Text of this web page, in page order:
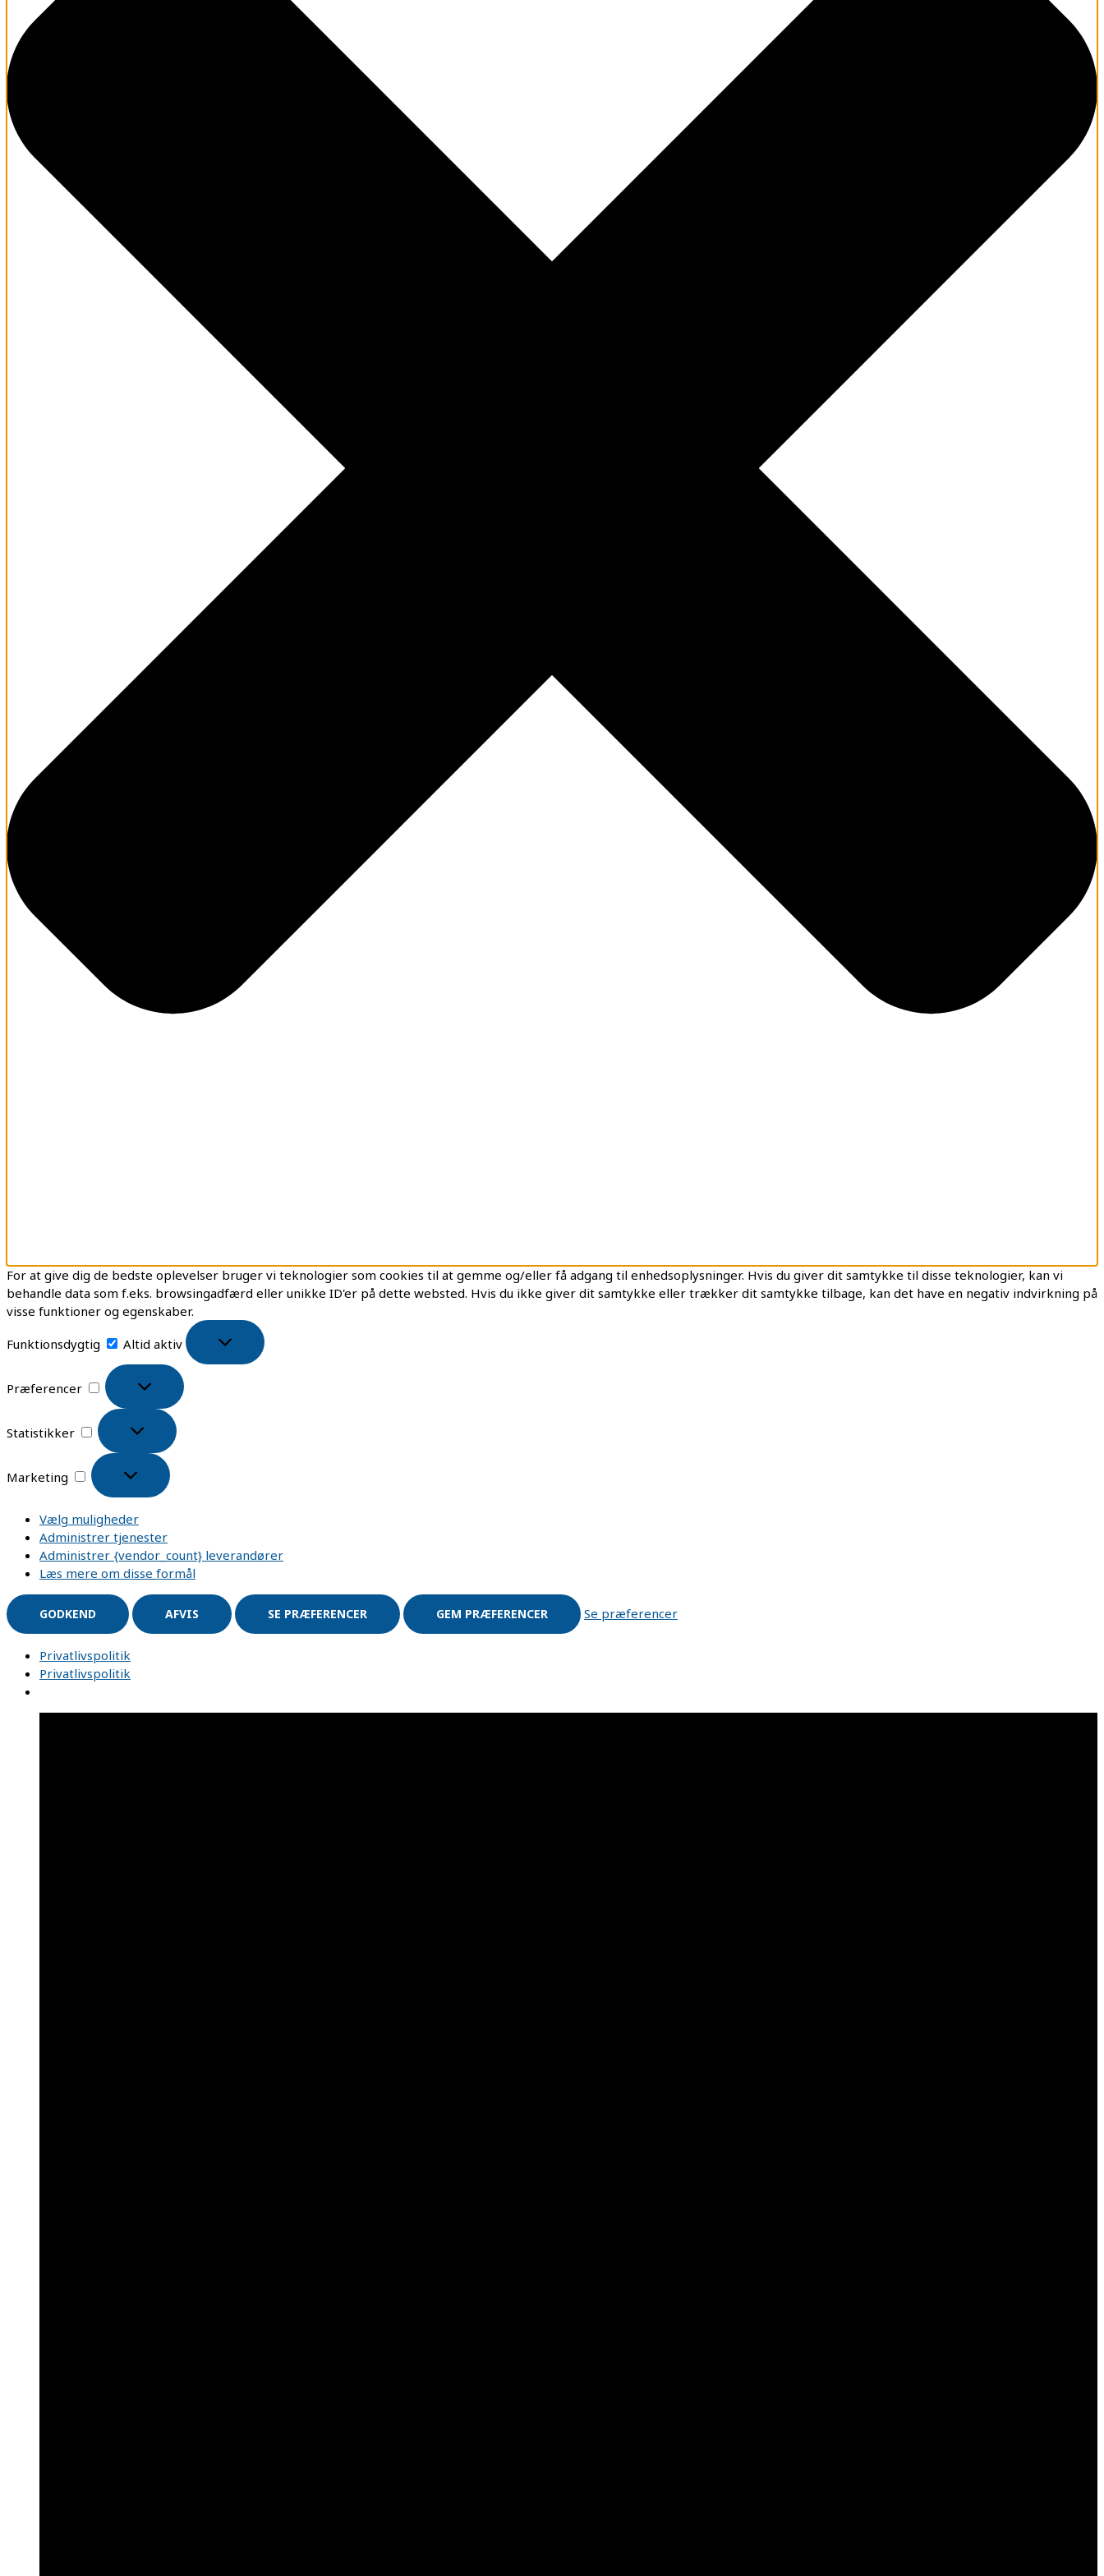
For at give dig de bedste oplevelser bruger vi teknologier som cookies til at gemme og/eller få adgang til enhedsoplysninger. Hvis du giver dit samtykke til disse teknologier, kan vi
behandle data som f.eks. browsingadfærd eller unikke ID'er på dette websted. Hvis du ikke giver dit samtykke eller trækker dit samtykke tilbage, kan det have en negativ indvirkning på
visse funktioner og egenskaber.
Funktionsdygtig
Altid aktiv
Præferencer
Statistikker
Marketing
Vælg muligheder
Administrer tjenester
Administrer {vendor_count} leverandører
Læs mere om disse formål
GODKEND AFVIS SE PRÆFERENCER GEM PRÆFERENCER Se præferencer
Privatlivspolitik
Privatlivspolitik